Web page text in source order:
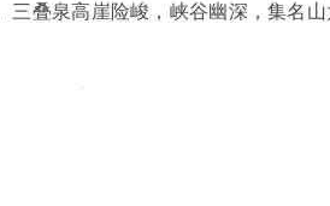
三叠泉高崖险峻，峡谷幽深，集名